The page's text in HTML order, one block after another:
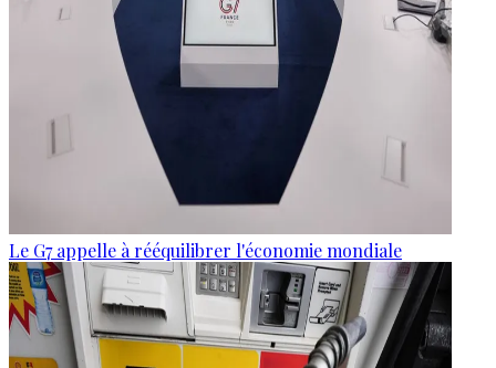
Le G7 appelle à rééquilibrer l'économie mondiale